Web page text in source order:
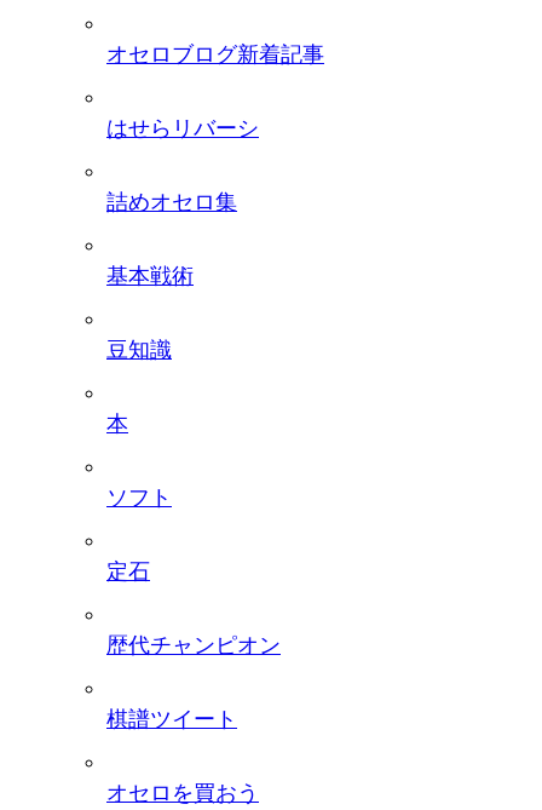
オセロブログ新着記事
はせらリバーシ
詰めオセロ集
基本戦術
豆知識
本
ソフト
定石
歴代チャンピオン
棋譜ツイート
オセロを買おう